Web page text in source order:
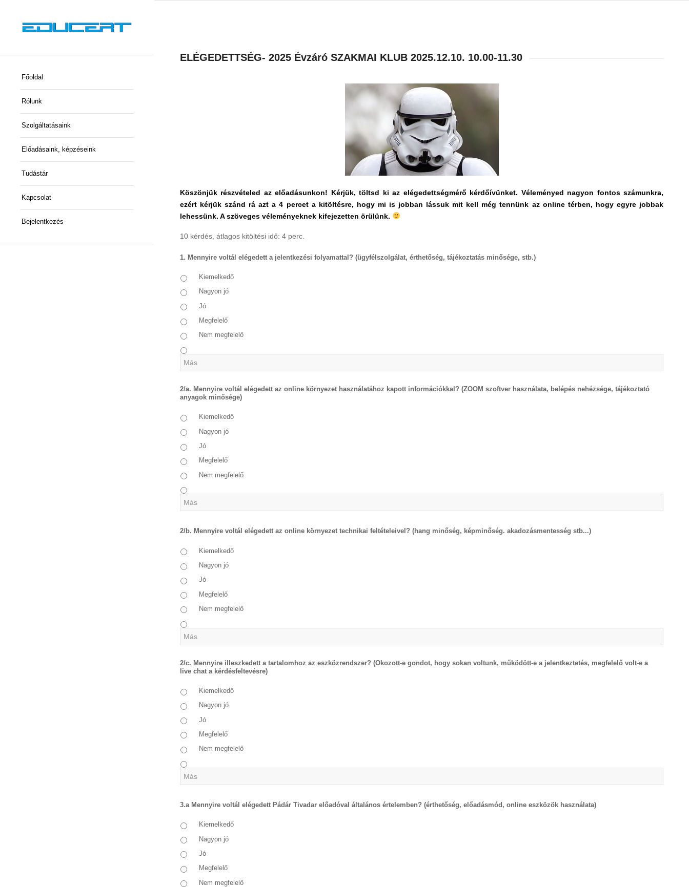
Főoldal
Rólunk
Szolgáltatásaink
Előadásaink, képzéseink
Tudástár
Kapcsolat
Bejelentkezés
ELÉGEDETTSÉG- 2025 Évzáró SZAKMAI KLUB 2025.12.10. 10.00-11.30
Köszönjük részvételed az előadásunkon! Kérjük, töltsd ki az elégedettségmérő kérdőívünket. Véleményed nagyon fontos számunkra,
ezért kérjük szánd rá azt a 4 percet a kitöltésre, hogy mi is jobban lássuk mit kell még tennünk az online térben, hogy egyre jobbak
lehessünk. A szöveges véleményeknek kifejezetten örülünk.
10 kérdés, átlagos kitöltési idő: 4 perc.
1. Mennyire voltál elégedett a jelentkezési folyamattal? (ügyfélszolgálat, érthetőség, tájékoztatás minősége, stb.)
Kiemelkedő
Nagyon jó
Jó
Megfelelő
Nem megfelelő
2/a. Mennyire voltál elégedett az online környezet használatához kapott információkkal? (ZOOM szoftver használata, belépés nehézsége, tájékoztató
anyagok minősége)
Kiemelkedő
Nagyon jó
Jó
Megfelelő
Nem megfelelő
2/b. Mennyire voltál elégedett az online környezet technikai feltételeivel? (hang minőség, képminőség. akadozásmentesség stb...)
Kiemelkedő
Nagyon jó
Jó
Megfelelő
Nem megfelelő
2/c. Mennyire illeszkedett a tartalomhoz az eszközrendszer? (Okozott-e gondot, hogy sokan voltunk, működött-e a jelentkeztetés, megfelelő volt-e a
live chat a kérdésfeltevésre)
Kiemelkedő
Nagyon jó
Jó
Megfelelő
Nem megfelelő
3.a Mennyire voltál elégedett Pádár Tivadar előadóval általános értelemben? (érthetőség, előadásmód, online eszközök használata)
Kiemelkedő
Nagyon jó
Jó
Megfelelő
Nem megfelelő